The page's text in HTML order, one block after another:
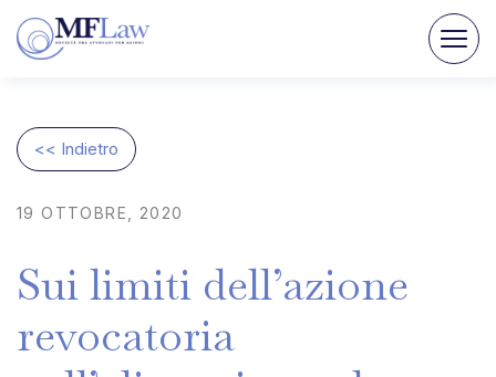
<< Indietro
19 OTTOBRE, 2020
Suilimiti dell’azione
revocatoria